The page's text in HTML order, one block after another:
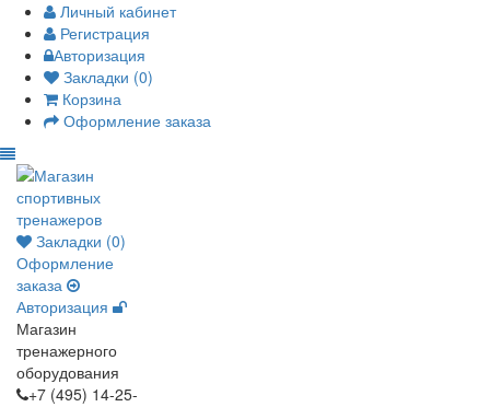
Личный кабинет
Регистрация
Авторизация
Закладки (0)
Корзина
Оформление заказа
Закладки (0)
Оформление
заказа
Авторизация
Магазин
тренажерного
оборудования
+7 (495) 14-25-